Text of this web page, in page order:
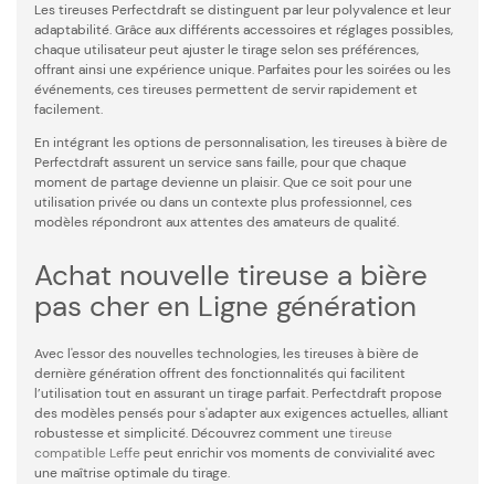
Les tireuses Perfectdraft se distinguent par leur polyvalence et leur
adaptabilité. Grâce aux différents accessoires et réglages possibles,
chaque utilisateur peut ajuster le tirage selon ses préférences,
offrant ainsi une expérience unique. Parfaites pour les soirées ou les
événements, ces tireuses permettent de servir rapidement et
facilement.
En intégrant les options de personnalisation, les tireuses à bière de
Perfectdraft assurent un service sans faille, pour que chaque
moment de partage devienne un plaisir. Que ce soit pour une
utilisation privée ou dans un contexte plus professionnel, ces
modèles répondront aux attentes des amateurs de qualité.
Achat nouvelle tireuse a bière
pas cher en Ligne génération
Avec l'essor des nouvelles technologies, les tireuses à bière de
dernière génération offrent des fonctionnalités qui facilitent
l’utilisation tout en assurant un tirage parfait. Perfectdraft propose
des modèles pensés pour s'adapter aux exigences actuelles, alliant
robustesse et simplicité. Découvrez comment unetireuse
compatible Leffepeut enrichir vos moments de convivialité avec
une maîtrise optimale du tirage.